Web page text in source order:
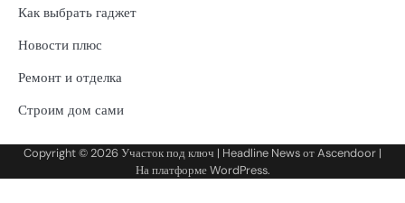
Как выбрать гаджет
Новости плюс
Ремонт и отделка
Строим дом сами
Copyright © 2026Участок под ключ | Headline News отAscendoor |
На платформеWordPress.